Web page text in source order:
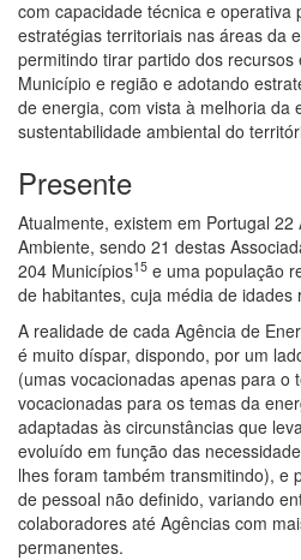
com capacidade técnica e operativa
estratégias territoriais nas áreas da
permitindo tirar partido dos
Município e região e adotando
de energia, com vista à melhoria da
sustentabilidade ambiental do
Presente
Atualmente, existem em Portugal
Ambiente, sendo 21 destas
204 Municípios15 e uma população
de habitantes, cuja média de idades
A realidade de cada Agência de
é muito díspar, dispondo, por um
(umas vocacionadas apenas para o
vocacionadas para os temas da
adaptadas às circunstâncias que
evoluído em função das
lhes foram também transmitindo), e
de pessoal não definido, variando
colaboradores até Agências com
permanentes.